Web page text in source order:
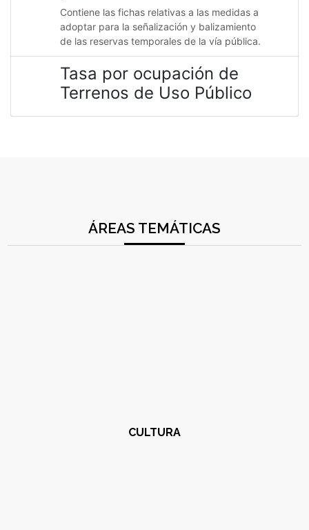
Contiene las fichas relativas a las medidas a
adoptar para la señalización y balizamiento
de las reservas temporales de la vía pública.
Tasa por ocupación de
Terrenos de Uso Público
ÁREAS TEMÁTICAS
CULTURA